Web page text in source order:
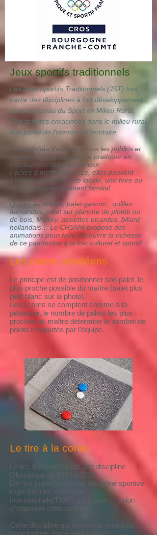
Jeux sportifs traditionnels
Les Jeux Sportifs Traditionnels (JST) font
partie des disciplines à fort développement
dans le réseau du Sport en Milieu Rural.
Ces activités enracinées dans le milieu rural
font partie de l’identité du territoire.
Ces activités s’adapte à tous les publics et
peuvent très facilement se pratiquer en
intérieur comme en extérieur.
Faciles à mettre en place, elles peuvent
s’insérer dans une fête locale, une foire ou
lors d’un rassemblement familial.
Quilles au maillet, palet gascon, quilles
flamandes, palet sur planche de plomb ou
de bois, Mölkky, assiettes picardes, billard
hollandais… Le CRSMR propose des
animations pour faire découvrir la richesse
de ce patrimoine à la fois culturel et sportif.
Les palets vendéens
Le principe est de positionner son palet le
plus proche possible du maître (palet plus
petit blanc sur la photo).
Les scores se comptent comme à la
pétanque, le nombre de palets les plus
proches du maître détermine le nombre de
points remportés par l’équipe.
Le tire à la corde
Le tire à la corde a été une discipline
Olympique de 1900 à 1920.
De nos jours , c'est une discipline sportive
régie par une fédération
internationale(TWIF) qui a pour mission
d'organiser cette activité;
Cette discipline qui demande, motricité,
coordination, force, endurance